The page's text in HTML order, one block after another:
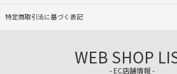
特定商取引法に基づく表記
WEB SHOP
- EC店舗情報 -